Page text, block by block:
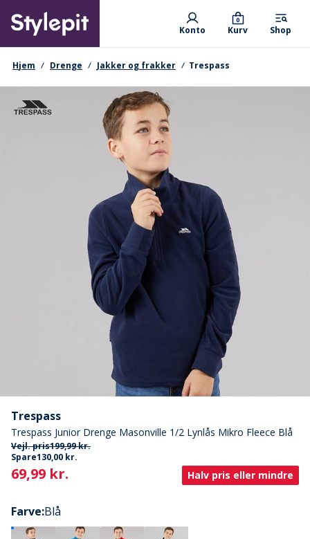
main
content
Primary departments
Konto Kurv
0
Shop
navigationssti
Hjem Drenge Jakker og frakker Trespass
Trespass
Trespass Junior Drenge Masonville 1/2 Lynlås Mikro Fleece Blå
Vejl. pris199,99 kr.
Spare130,00 kr.
Current
69,99 kr. Halv pris eller mindre
Farve:Blå